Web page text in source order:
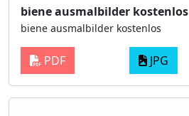
biene ausmalbilder kostenlos
biene ausmalbilder kostenlos
PDF JPG